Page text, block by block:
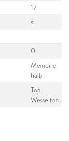
17
si
0
Memoire
halb
Top
Wesselton